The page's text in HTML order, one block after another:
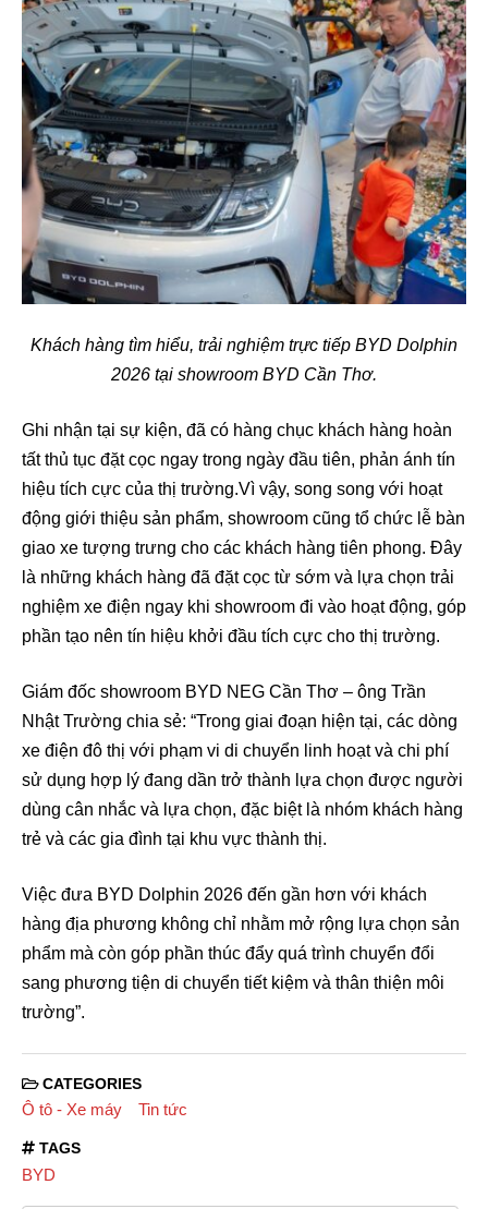
Khách hàng tìm hiểu, trải nghiệm trực tiếp BYD Dolphin
2026 tại showroom BYD Cần Thơ.
Ghi nhận tại sự kiện, đã có hàng chục khách hàng hoàn
tất thủ tục đặt cọc ngay trong ngày đầu tiên, phản ánh tín
hiệu tích cực của thị trường.Vì vậy, song song với hoạt
động giới thiệu sản phẩm, showroom cũng tổ chức lễ bàn
giao xe tượng trưng cho các khách hàng tiên phong. Đây
là những khách hàng đã đặt cọc từ sớm và lựa chọn trải
nghiệm xe điện ngay khi showroom đi vào hoạt động, góp
phần tạo nên tín hiệu khởi đầu tích cực cho thị trường.
Giám đốc showroom BYD NEG Cần Thơ – ông Trần
Nhật Trường chia sẻ: “Trong giai đoạn hiện tại, các dòng
xe điện đô thị với phạm vi di chuyển linh hoạt và chi phí
sử dụng hợp lý đang dần trở thành lựa chọn được người
dùng cân nhắc và lựa chọn, đặc biệt là nhóm khách hàng
trẻ và các gia đình tại khu vực thành thị.
Việc đưa BYD Dolphin 2026 đến gần hơn với khách
hàng địa phương không chỉ nhằm mở rộng lựa chọn sản
phẩm mà còn góp phần thúc đẩy quá trình chuyển đổi
sang phương tiện di chuyển tiết kiệm và thân thiện môi
trường”.
CATEGORIES
Ô tô - Xe máy Tin tức
TAGS
BYD